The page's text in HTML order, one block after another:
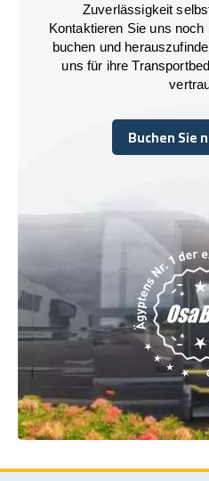
Zuverlässigkeit
Kontaktieren Sie uns
buchen und
uns für ihre
Buchen Sie
Buchen Sie